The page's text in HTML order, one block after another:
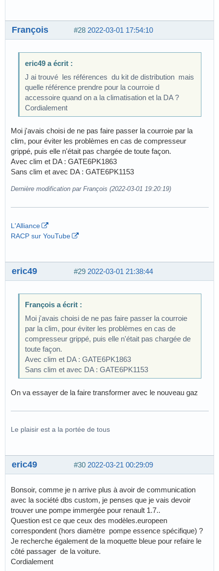
#28 2022-03-01 17:54:10
François
eric49 a écrit :
J ai trouvé les références du kit de distribution mais
quelle référence prendre pour la courroie d
accessoire quand on a la climatisation et la DA ?
Cordialement
Moi j'avais choisi de ne pas faire passer la courroie par la
clim, pour éviter les problèmes en cas de compresseur
grippé, puis elle n'était pas chargée de toute façon.
Avec clim et DA : GATE6PK1863
Sans clim et avec DA : GATE6PK1153
Dernière modification par François (2022-03-01 19:20:19)
L'Alliance
RACP sur YouTube
#29 2022-03-01 21:38:44
eric49
François a écrit :
Moi j'avais choisi de ne pas faire passer la courroie
par la clim, pour éviter les problèmes en cas de
compresseur grippé, puis elle n'était pas chargée de
toute façon.
Avec clim et DA : GATE6PK1863
Sans clim et avec DA : GATE6PK1153
On va essayer de la faire transformer avec le nouveau gaz
Le plaisir est a la portée de tous
#30 2022-03-21 00:29:09
eric49
Bonsoir, comme je n arrive plus à avoir de communication
avec la société dbs custom, je penses que je vais devoir
trouver une pompe immergée pour renault 1.7..
Question est ce que ceux des modèles.europeen
correspondent (hors diamètre pompe essence spécifique) ?
Je recherche également de la moquette bleue pour refaire le
côté passager de la voiture.
Cordialement